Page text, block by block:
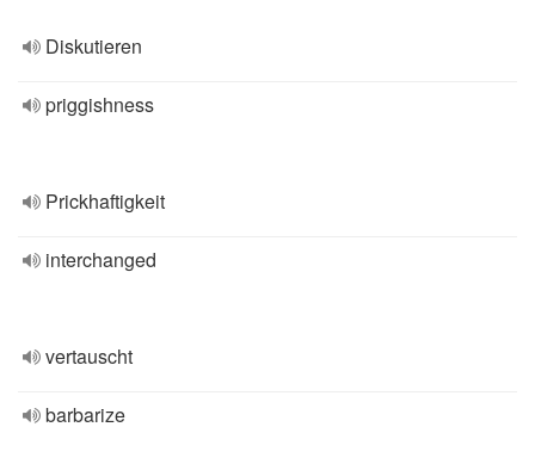
Diskutieren
priggishness
Prickhaftigkeit
interchanged
vertauscht
barbarize